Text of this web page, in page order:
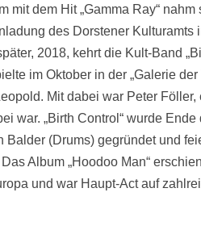
mit dem Hit „Gamma Ray“
des Dorstener
2018, kehrt die Kult-Band
im Oktober in der „Galerie der
Mit dabei war Peter
war. „Birth Control“ wurde
Balder (Drums) gegründet und
Album „Hoodoo Man“
und war Haupt-Act auf